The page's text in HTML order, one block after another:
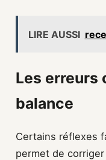
LIRE AUSSI
Les erreurs
balance
Certains réflexes
permet de